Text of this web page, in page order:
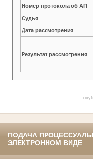
Номер протокола об АП
Судья
Дата рассмотрения
Результат рассмотрения
ПОДАЧА
ЭЛЕКТРОННОМ ВИДЕ